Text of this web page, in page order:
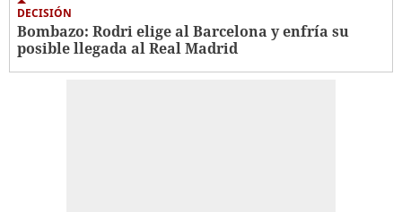
DECISIÓN
Bombazo: Rodri elige al Barcelona y enfría su
posible llegada al Real Madrid